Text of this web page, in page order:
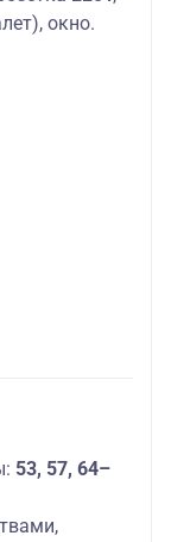
окно.
53, 57, 64–